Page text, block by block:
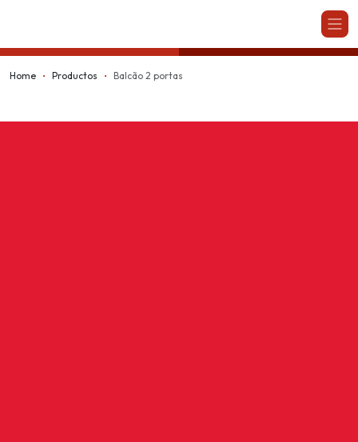
Home Productos Balcão 2 portas